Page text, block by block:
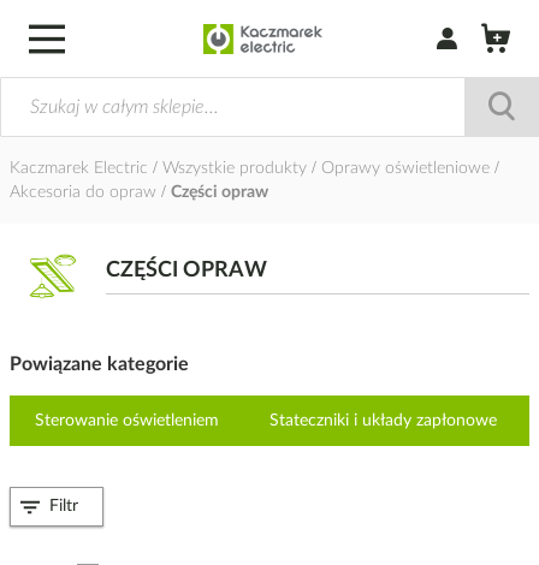
Zaloguj się /
Kaczmarek Electric Wszystkie produkty
Oprawy oświetleniowe
Akcesoria do opraw
Części opraw
CZĘŚCI OPRAW
Powiązane kategorie
Sterowanie oświetleniem Stateczniki i układy zapłonowe
Filtr